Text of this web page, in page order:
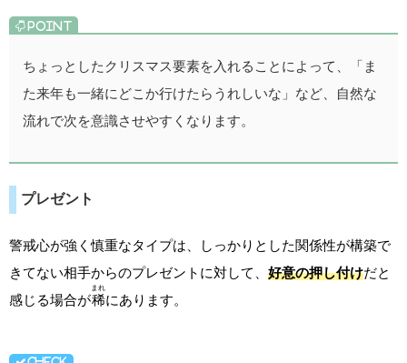
ちょっとしたクリスマス要素を入れることによって、「ま
た来年も一緒にどこか行けたらうれしいな」など、自然な
流れで次を意識させやすくなります。
プレゼント
警戒心が強く慎重なタイプは、しっかりとした関係性が構築で
きてない相手からのプレゼントに対して、 好意の押し付けだと
感じる場合が稀
まれ
にあります。